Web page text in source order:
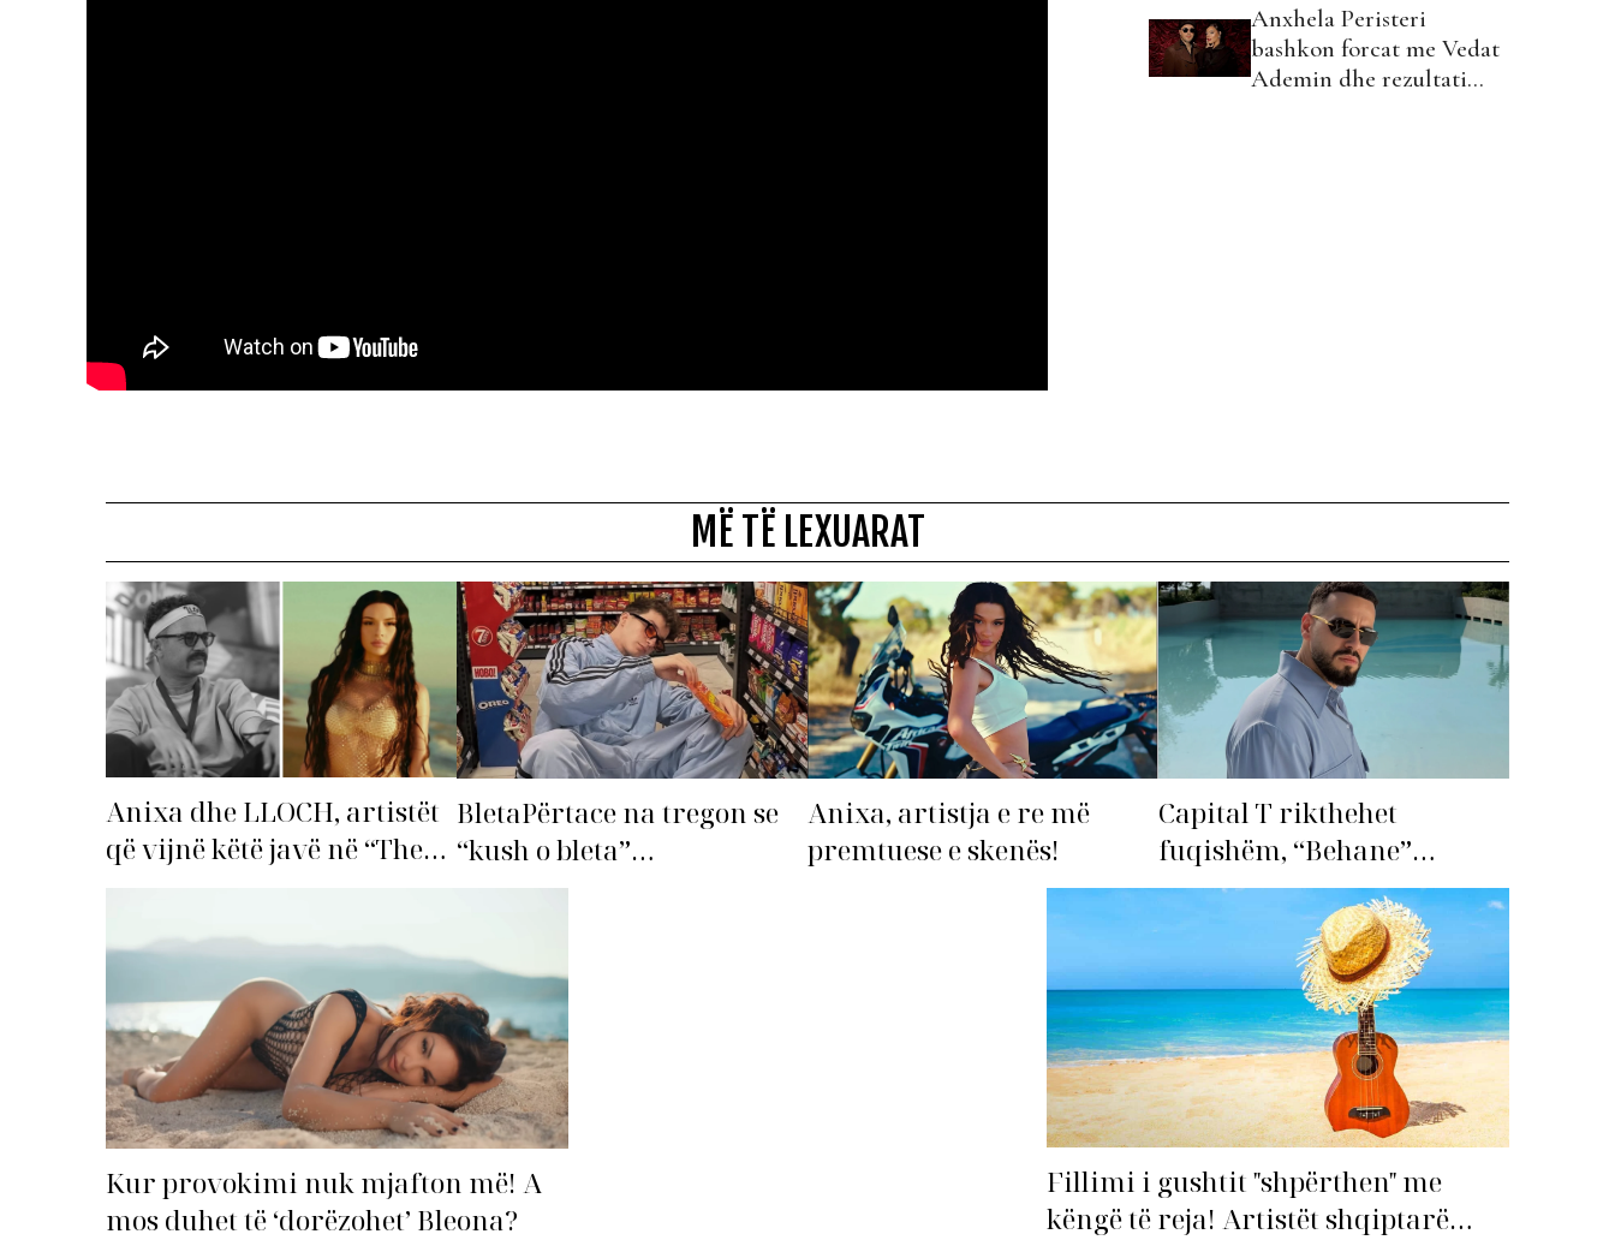
Anxhela Peristeri
bashkon forcat me Vedat
Ademin dhe rezultati
MË TË LEXUARAT
Anixa dhe LLOCH, artistët
që vijnë këtë javë në “The
BletaPërtace na tregon se
“kush o bleta”…
Anixa, artistja e re më
premtuese e skenës!
Capital T rikthehet
fuqishëm, “Behane”
premton të bëhet fiksimi i
Kur provokimi nuk mjafton më! A
mos duhet të ‘dorëzohet’ Bleona?
Fillimi i gushtit "shpërthen" me
këngë të reja! Artistët shqiptarë